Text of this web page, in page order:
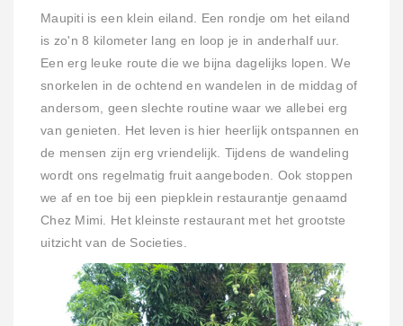
Maupiti is een klein eiland. Een rondje om het eiland
is zo'n 8 kilometer lang en loop je in anderhalf uur.
Een erg leuke route die we bijna dagelijks lopen. We
snorkelen in de ochtend en wandelen in de middag of
andersom, geen slechte routine waar we allebei erg
van genieten. Het leven is hier heerlijk ontspannen en
de mensen zijn erg vriendelijk. Tijdens de wandeling
wordt ons regelmatig fruit aangeboden. Ook stoppen
we af en toe bij een piepklein restaurantje genaamd
Chez Mimi. Het kleinste restaurant met het grootste
uitzicht van de Societies.